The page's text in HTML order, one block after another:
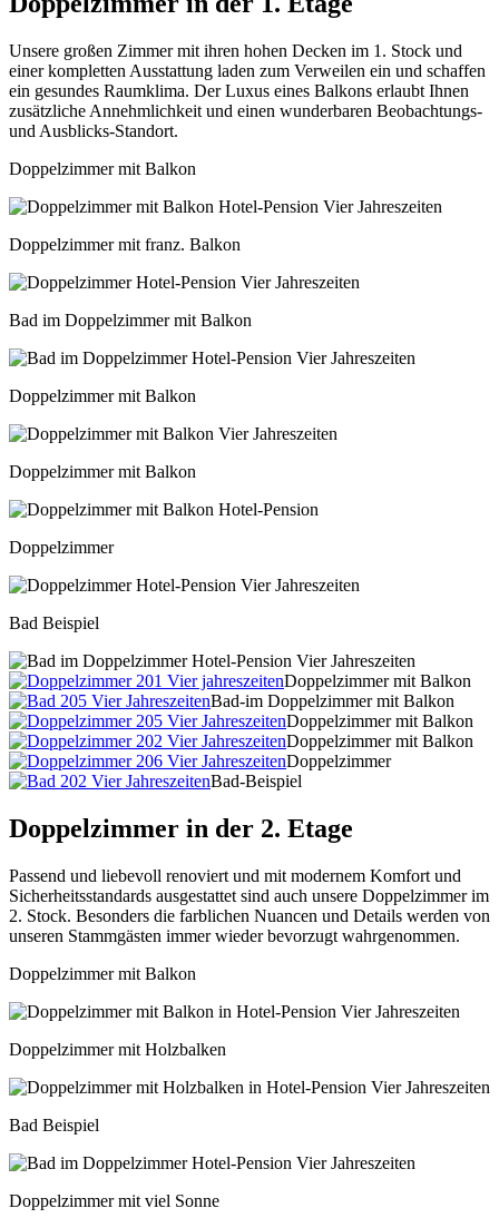
Unsere großen Zimmer mit ihren hohen Decken im 1. Stock und
einer kompletten Ausstattung laden zum Verweilen ein und schaffen
ein gesundes Raumklima. Der Luxus eines Balkons erlaubt Ihnen
zusätzliche Annehmlichkeit und einen wunderbaren Beobachtungs-
und Ausblicks-Standort.
Doppelzimmer mit Balkon
Doppelzimmer mit franz. Balkon
Bad im Doppelzimmer mit Balkon
Doppelzimmer mit Balkon
Doppelzimmer mit Balkon
Doppelzimmer
Bad Beispiel
Doppelzimmer mit Balkon
Bad-im Doppelzimmer mit Balkon
Doppelzimmer mit Balkon
Doppelzimmer mit Balkon
Doppelzimmer
Bad-Beispiel
Doppelzimmer in der 2. Etage
Passend und liebevoll renoviert und mit modernem Komfort und
Sicherheitsstandards ausgestattet sind auch unsere Doppelzimmer im
2. Stock. Besonders die farblichen Nuancen und Details werden von
unseren Stammgästen immer wieder bevorzugt wahrgenommen.
Doppelzimmer mit Balkon
Doppelzimmer mit Holzbalken
Bad Beispiel
Doppelzimmer mit viel Sonne